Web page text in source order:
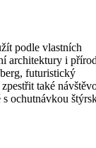
podle vlastních
architektury i
futuristický
také
ochutnávkou